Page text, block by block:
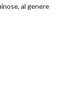
al genere